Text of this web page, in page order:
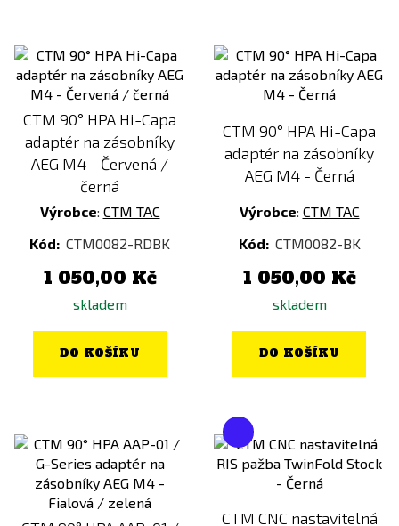
CTM 90° HPA Hi-Capa
adaptér na zásobníky
AEG M4 - Červená /
černá
Výrobce: CTM TAC
Kód: CTM0082-RDBK
1 050,00 Kč
skladem
DO KOŠÍKU
CTM 90° HPA Hi-Capa
adaptér na zásobníky
AEG M4 - Černá
Výrobce: CTM TAC
Kód: CTM0082-BK
1 050,00 Kč
skladem
DO KOŠÍKU
CTM CNC nastavitelná